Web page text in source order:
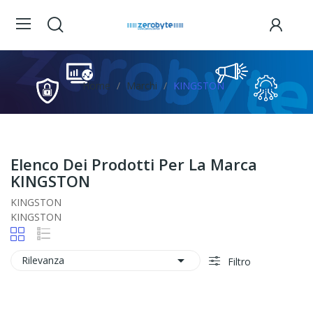
Home Marchi KINGSTON
Elenco Dei Prodotti Per La Marca
KINGSTON
KINGSTON
KINGSTON
Rilevanza  Filtro